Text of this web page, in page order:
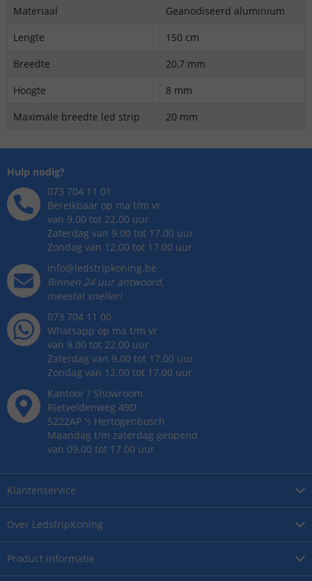
Materiaal
Geanodiseerd aluminium
Lengte
150 cm
Breedte
20,7 mm
Hoogte
8 mm
Maximale breedte led strip
20 mm
Over LedstripKoning
Product informatie
Klantenservice
Hulp nodig?
073 704 11 01
Bereikbaar op ma t/m vr
van 9.00 tot 22.00 uur
Zaterdag van 9.00 tot 17.00 uur
Zondag van 12.00 tot 17.00 uur
info@ledstripkoning.be
Binnen 24 uur antwoord,
meestal sneller!
073 704 11 00
Whatsapp op ma t/m vr
van 9.00 tot 22.00 uur
Zaterdag van 9.00 tot 17.00 uur
Zondag van 12.00 tot 17.00 uur
Kantoor / Showroom
Rietveldenweg 49D
5222AP 's Hertogenbosch
Maandag t/m zaterdag geopend
van 09.00 tot 17.00 uur